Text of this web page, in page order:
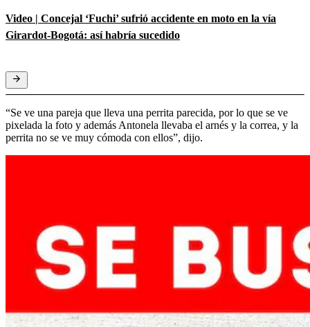
Video | Concejal ‘Fuchi’ sufrió accidente en moto en la vía
Girardot-Bogotá: así habría sucedido
“Se ve una pareja que lleva una perrita parecida, por lo que se ve
pixelada la foto y además Antonela llevaba el arnés y la correa, y la
perrita no se ve muy cómoda con ellos”, dijo.